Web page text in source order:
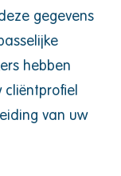
gegevens
hebben
cliëntprofiel
van uw